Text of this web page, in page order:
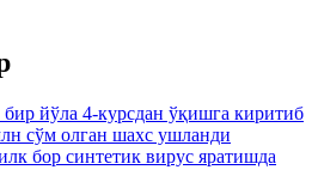
йўла 4-курсдан ўқишга киритиб
сўм олган шахс ушланди
бор синтетик вирус яратишда